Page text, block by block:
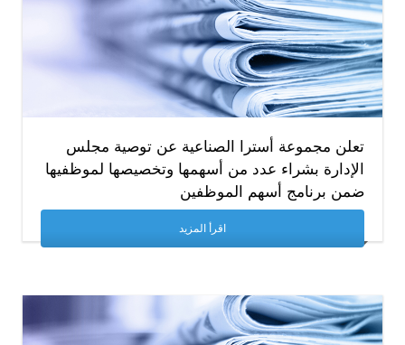
تعلن مجموعة أسترا الصناعية عن توصية مجلس
الإدارة بشراء عدد من أسهمها وتخصيصها لموظفيها
ضمن برنامج أسهم الموظفين
اقرأ المزيد